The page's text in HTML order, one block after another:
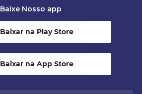
Baixe Nosso app
Baixar na Play Store
Baixar na App Store